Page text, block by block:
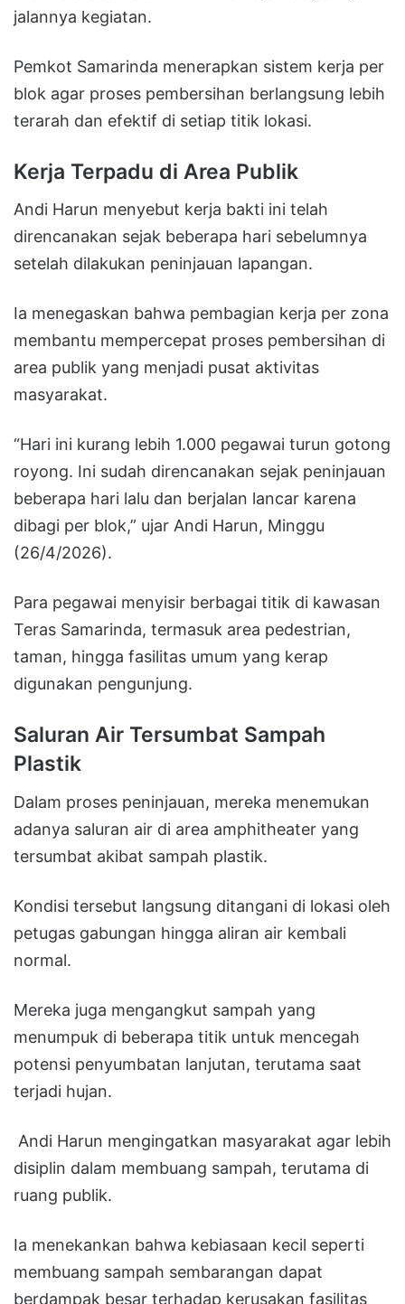
jalannya kegiatan.
Pemkot Samarinda menerapkan sistem kerja per
blok agar proses pembersihan berlangsung lebih
terarah dan efektif di setiap titik lokasi.
Kerja Terpadu di Area Publik
Andi Harun menyebut kerja bakti ini telah
direncanakan sejak beberapa hari sebelumnya
setelah dilakukan peninjauan lapangan.
Ia menegaskan bahwa pembagian kerja per zona
membantu mempercepat proses pembersihan di
area publik yang menjadi pusat aktivitas
masyarakat.
“Hari ini kurang lebih 1.000 pegawai turun gotong
royong. Ini sudah direncanakan sejak peninjauan
beberapa hari lalu dan berjalan lancar karena
dibagi per blok,” ujar Andi Harun, Minggu
(26/4/2026).
Para pegawai menyisir berbagai titik di kawasan
Teras Samarinda, termasuk area pedestrian,
taman, hingga fasilitas umum yang kerap
digunakan pengunjung.
Saluran Air Tersumbat Sampah
Plastik
Dalam proses peninjauan, mereka menemukan
adanya saluran air di area amphitheater yang
tersumbat akibat sampah plastik.
Kondisi tersebut langsung ditangani di lokasi oleh
petugas gabungan hingga aliran air kembali
normal.
Mereka juga mengangkut sampah yang
menumpuk di beberapa titik untuk mencegah
potensi penyumbatan lanjutan, terutama saat
terjadi hujan.
Andi Harun mengingatkan masyarakat agar lebih
disiplin dalam membuang sampah, terutama di
ruang publik.
Ia menekankan bahwa kebiasaan kecil seperti
membuang sampah sembarangan dapat
berdampak besar terhadap kerusakan fasilitas